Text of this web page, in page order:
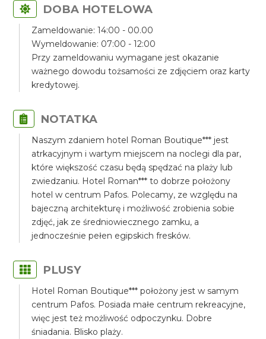
DOBA HOTELOWA
Zameldowanie: 14:00 - 00.00
Wymeldowanie: 07:00 - 12:00
Przy zameldowaniu wymagane jest okazanie
ważnego dowodu tożsamości ze zdjęciem oraz karty
kredytowej.
NOTATKA
Naszym zdaniem hotel Roman Boutique*** jest
atrkacyjnym i wartym miejscem na noclegi dla par,
które większość czasu będą spędzać na plaży lub
zwiedzaniu. Hotel Roman*** to dobrze położony
hotel w centrum Pafos. Polecamy, ze względu na
bajeczną architekturę i możliwość zrobienia sobie
zdjęć, jak ze średniowiecznego zamku, a
jednocześnie pełen egipskich fresków.
PLUSY
Hotel Roman Boutique*** położony jest w samym
centrum Pafos. Posiada małe centrum rekreacyjne,
więc jest też możliwość odpoczynku. Dobre
śniadania. Blisko plaży.